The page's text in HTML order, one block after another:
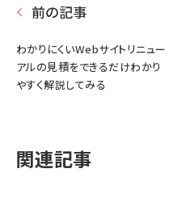
前の記事
わかりにくいWebサイトリニュー
アルの見積をできるだけわかり
やすく解説してみる
関連記事